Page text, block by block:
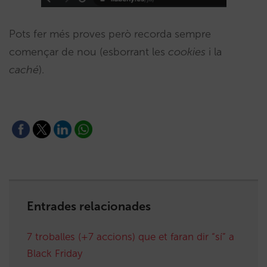
Pots fer més proves però recorda sempre
començar de nou (esborrant les cookies i la
caché).
Entrades relacionades
7 troballes (+7 accions) que et faran dir “sí” a
Black Friday